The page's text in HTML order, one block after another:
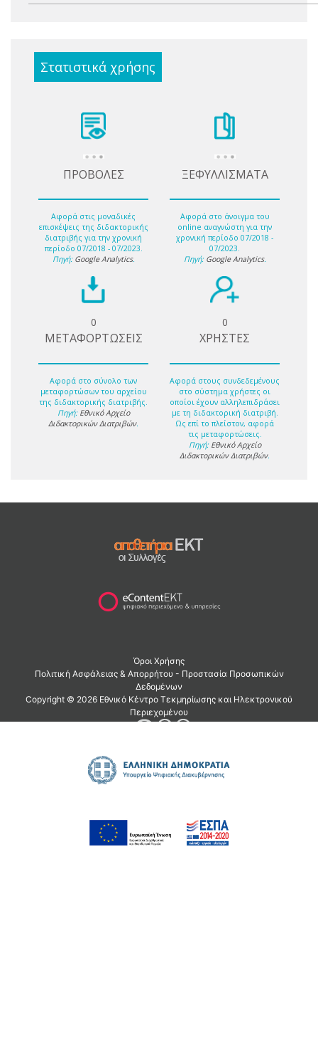
Στατιστικά χρήσης
ΠΡΟΒΟΛΕΣ
Αφορά στις μοναδικές
επισκέψεις της διδακτορικής
διατριβής για την χρονική
περίοδο 07/2018 - 07/2023.
Πηγή: Google Analytics.
ΞΕΦΥΛΛΙΣΜΑΤΑ
Αφορά στο άνοιγμα του
online αναγνώστη για την
χρονική περίοδο 07/2018 -
07/2023.
Πηγή: Google Analytics.
0
ΜΕΤΑΦΟΡΤΩΣΕΙΣ
Αφορά στο σύνολο των
μεταφορτώσων του αρχείου
της διδακτορικής διατριβής.
Πηγή: Εθνικό Αρχείο
Διδακτορικών Διατριβών.
0
ΧΡΗΣΤΕΣ
Αφορά στους συνδεδεμένους
στο σύστημα χρήστες οι
οποίοι έχουν αλληλεπιδράσει
με τη διδακτορική διατριβή.
Ως επί το πλείστον, αφορά
τις μεταφορτώσεις.
Πηγή: Εθνικό Αρχείο
Διδακτορικών Διατριβών.